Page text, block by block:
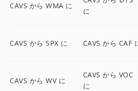
CAVS から WMA に
に
CAVS から SPX に CAVS から CAF
CAVS から WV に
CAVS から VOC
に